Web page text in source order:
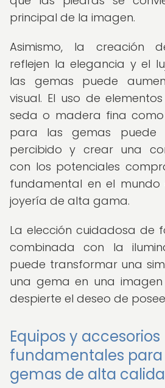
principal de la imagen.
Asimismo, la creación
reflejen la elegancia y el
las gemas puede
visual. El uso de
seda o madera fina
para las gemas puede
percibido y crear una
con los potenciales
fundamental en el
joyería de alta gama.
La elección cuidadosa de
combinada con la
puede transformar una
una gema en una
despierte el deseo de
Equipos y accesorios
fundamentales
gemas de alta